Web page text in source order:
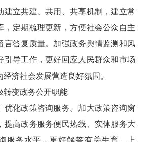
建立共建、共用、共享机制，建立常
，定期梳理更新，方便社会公众自主
言答复质量。加强政务舆情监测和风
引导工作，更好回应人民群众和市场
经济社会发展营造良好氛围。
变政务公开职能
化政策咨询服务。加大政策咨询窗
提高政务服务便民热线、实体服务大
服务水平，更好解答有关生育、上